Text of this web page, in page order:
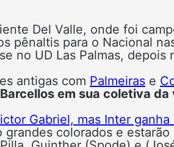
Del Valle, onde foi
pênaltis para o Nacional
no UD Las Palmas,
antigas com Palmeiras e
em sua coletiva
Gabriel, mas Inter
grandes colorados e